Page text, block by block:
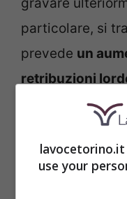
particolare, si
prevede un
retribuzioni
straordinario o
festivi, come la
Questo
use your